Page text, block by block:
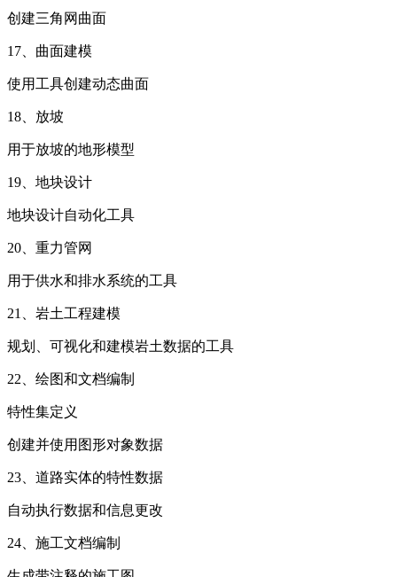
创建三角网曲面
17、曲面建模
使用工具创建动态曲面
18、放坡
用于放坡的地形模型
19、地块设计
地块设计自动化工具
20、重力管网
用于供水和排水系统的工具
21、岩土工程建模
规划、可视化和建模岩土数据的工具
22、绘图和文档编制
特性集定义
创建并使用图形对象数据
23、道路实体的特性数据
自动执行数据和信息更改
24、施工文档编制